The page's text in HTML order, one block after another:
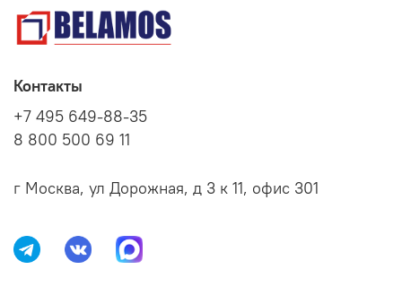
Контакты
+7 495 649-88-35
8 800 500 69 11
г Москва, ул Дорожная, д 3 к 11, офис 301